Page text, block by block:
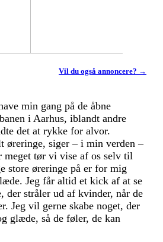
Vil du også annoncere? →
min gang på de åbne
i Aarhus, iblandt andre
det at rykke for alvor.
øreringe, siger – i min verden –
meget tør vi vise af os selv til
store øreringe på er for mig
Jeg får altid et kick af at se
der stråler ud af kvinder, når de
Jeg vil gerne skabe noget, der
glæde, så de føler, de kan